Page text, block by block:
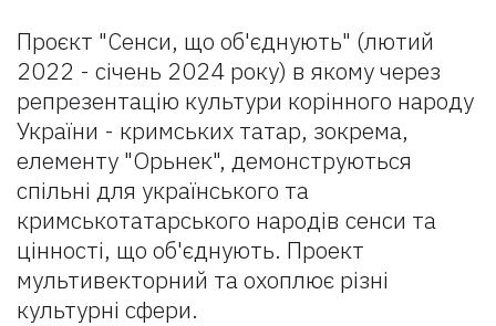
Проєкт "Сенси, що об'єднують" (лютий
2022 - січень 2024 року) в якому через
репрезентацію культури корінного народу
України - кримських татар, зокрема,
елементу "Орьнек", демонструються
спільні для українського та
кримськотатарського народів сенси та
цінності, що об'єднують. Проект
мультивекторний та охоплює різні
культурні сфери.